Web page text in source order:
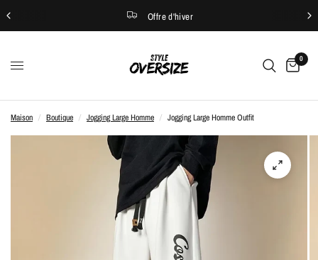
0
Maison / Boutique / Jogging Large Homme / Jogging Large Homme Outfit